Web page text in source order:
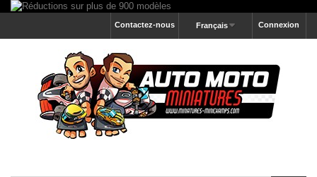
Connexion
Français
Contactez-nous